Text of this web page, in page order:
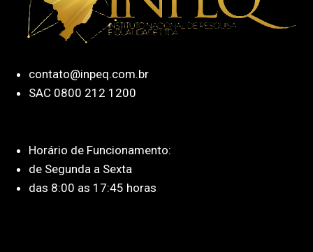
contato@inpeq.com.br
SAC 0800 212 1200
Horário de Funcionamento:
de Segunda a Sexta
das 8:00 as 17:45 horas